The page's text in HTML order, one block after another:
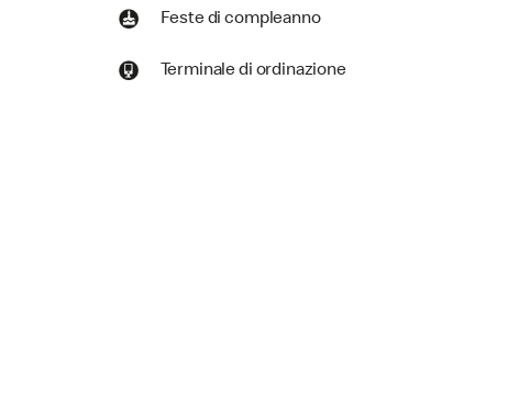
Feste di compleanno
Terminale di ordinazione